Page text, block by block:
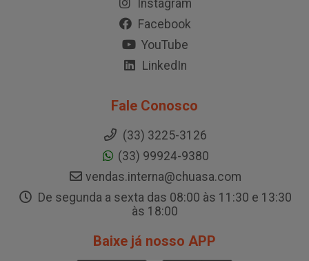
Instagram
Facebook
YouTube
LinkedIn
Fale Conosco
(33) 3225-3126
(33) 99924-9380
vendas.interna@chuasa.com
De segunda a sexta das 08:00 às 11:30 e 13:30
às 18:00
Baixe já nosso APP